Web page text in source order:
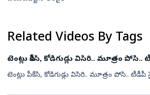
Related Videos By Tags
టెంట్లు పీకేసి, కోడిగుడ్లు విసిరి.. మూత్రం
టెంట్లు పీకేసి, కోడిగుడ్లు విసిరి.. మూత్రం పోసి..